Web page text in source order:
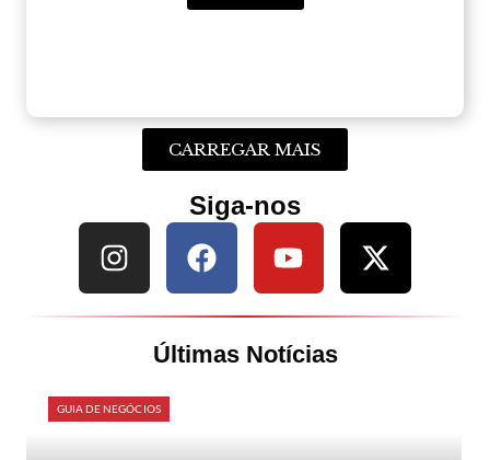
CARREGAR MAIS
Siga-nos
Últimas Notícias
GUIA DE NEGÓCIOS